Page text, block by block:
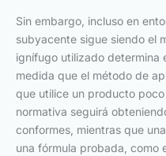
Sin embargo, incluso en
subyacente sigue siendo el
ignífugo utilizado determina
medida que el método de
que utilice un producto
normativa seguirá
conformes, mientras que
una fórmula probada, como